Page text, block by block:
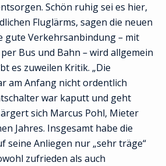
Schön ruhig sei es hier,
Fluglärms, sagen die neuen
gute Verkehrsanbindung – mit
Bus und Bahn – wird allgemein
es zuweilen Kritik. „Die
am Anfang nicht ordentlich
war kaputt und geht
sich Marcus Pohl, Mieter
Jahres. Insgesamt habe die
seine Anliegen nur „sehr träge“
zufrieden als auch